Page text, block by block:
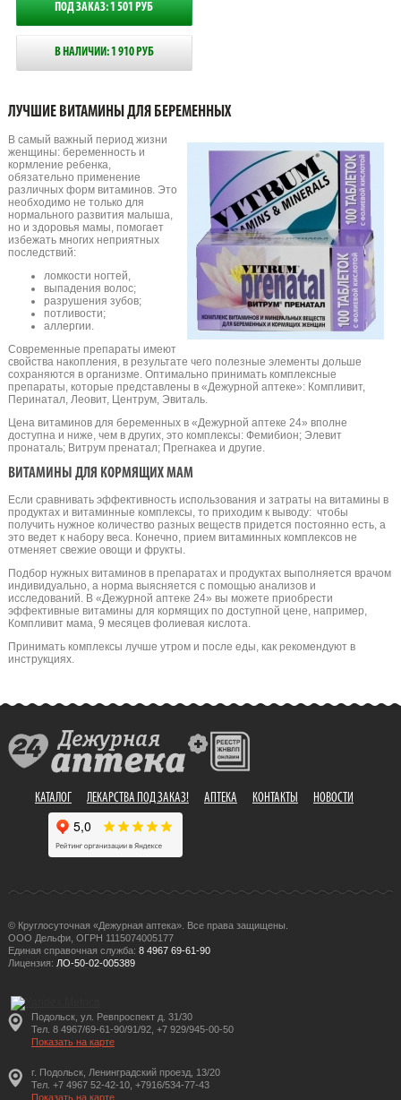
ПОД ЗАКАЗ: 1 501 РУБ
В НАЛИЧИИ: 1 910 РУБ
ЛУЧШИЕ ВИТАМИНЫ ДЛЯ БЕРЕМЕННЫХ
В самый важный период жизни
женщины: беременность и
кормление ребенка,
обязательно применение
различных форм витаминов. Это
необходимо не только для
нормального развития малыша,
но и здоровья мамы, помогает
избежать многих неприятных
последствий:
ломкости ногтей,
выпадения волос;
разрушения зубов;
потливости;
аллергии.
Современные препараты имеют
свойства накопления, в результате чего полезные элементы дольше
сохраняются в организме. Оптимально принимать комплексные
препараты, которые представлены в «Дежурной аптеке»: Компливит,
Перинатал, Леовит, Центрум, Эвиталь.
Цена витаминов для беременных в «Дежурной аптеке 24» вполне
доступна и ниже, чем в других, это комплексы: Фемибион; Элевит
пронаталь; Витрум пренатал; Прегнакеа и другие.
ВИТАМИНЫ ДЛЯ КОРМЯЩИХ МАМ
Если сравнивать эффективность использования и затраты на витамины в
продуктах и витаминные комплексы, то приходим к выводу: чтобы
получить нужное количество разных веществ придется постоянно есть, а
это ведет к набору веса. Конечно, прием витаминных комплексов не
отменяет свежие овощи и фрукты.
Подбор нужных витаминов в препаратах и продуктах выполняется врачом
индивидуально, а норма выясняется с помощью анализов и
исследований. В «Дежурной аптеке 24» вы можете приобрести
эффективные витамины для кормящих по доступной цене, например,
Компливит мама, 9 месяцев фолиевая кислота.
Принимать комплексы лучше утром и после еды, как рекомендуют в
инструкциях.
КАТАЛОГ ЛЕКАРСТВА ПОД ЗАКАЗ! АПТЕКА КОНТАКТЫ НОВОСТИ
© Круглосуточная «Дежурная аптека». Все права защищены.
ООО Дельфи, ОГРН 1115074005177
Единая справочная служба: 8 4967 69-61-90
Лицензия: ЛО-50-02-005389
Подольск, ул. Ревпроспект д. 31/30
Тел. 8 4967/69-61-90/91/92, +7 929/945-00-50
Показать на карте
г. Подольск, Ленинградский проезд, 13/20
Тел. +7 4967 52-42-10, +7916/534-77-43
Показать на карте